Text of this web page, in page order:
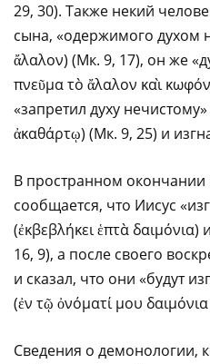
29, 30). Также некий
сына, «одержимого духом
ἄλαλον) (Мк. 9, 17), он же
πνεῦμα τὸ ἄλαλον καὶ
«запретил духу
ἀκαθάρτῳ) (Мк. 9, 25) и
В пространном окончании
сообщается, что Иисус
(ἐκβεβλήκει ἑπτὰ
16, 9), а после своего
и сказал, что они «будут
(ἐν τῷ ὀνόματί μου
Сведения о демонологии,